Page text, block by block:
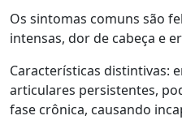
Os sintomas comuns são
intensas, dor de cabeça e
Características distintivas:
articulares persistentes,
fase crônica, causando